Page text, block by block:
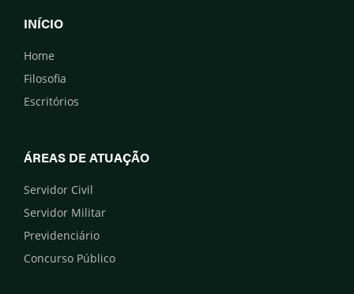
INÍCIO
Home
Filosofia
Escritórios
ÁREAS DE ATUAÇÃO
Servidor Civil
Servidor Militar
Previdenciário
Concurso Público